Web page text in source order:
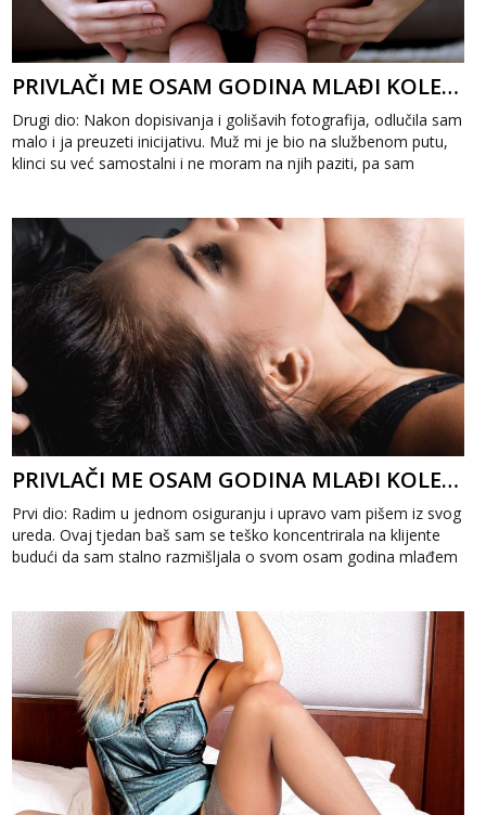
PRIVLAČI ME OSAM GODINA MLAĐI KOLEGA 2
Drugi dio: Nakon dopisivanja i golišavih fotografija, odlučila sam
malo i ja preuzeti inicijativu. Muž mi je bio na službenom putu,
klinci su već samostalni i ne moram na njih paziti, pa sam
PRIVLAČI ME OSAM GODINA MLAĐI KOLEGA 1
Prvi dio: Radim u jednom osiguranju i upravo vam pišem iz svog
ureda. Ovaj tjedan baš sam se teško koncentrirala na klijente
budući da sam stalno razmišljala o svom osam godina mlađem